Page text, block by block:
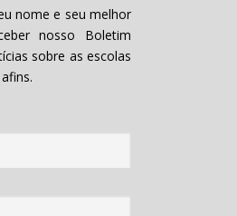
nome e seu melhor
nosso Boletim
sobre as escolas